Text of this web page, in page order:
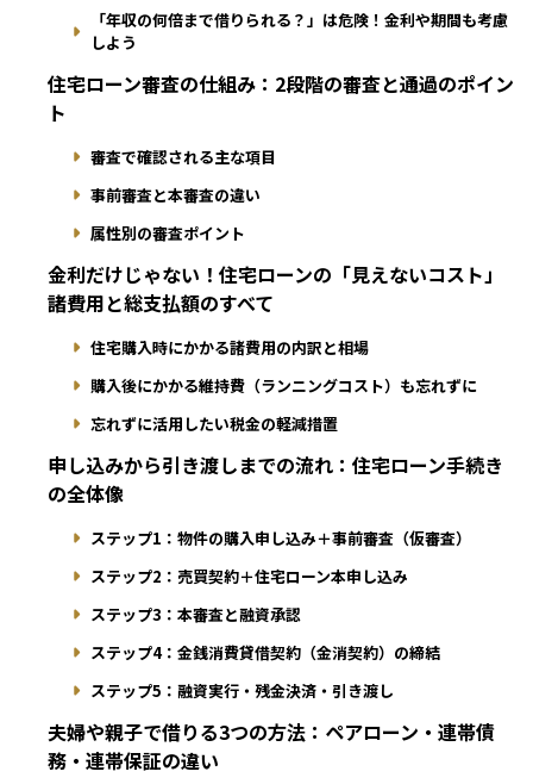
「年収の何倍まで借りられる？」は危険！金利や期間も考慮
しよう
住宅ローン審査の仕組み：2段階の審査と通過のポイン
ト
審査で確認される主な項目
事前審査と本審査の違い
属性別の審査ポイント
金利だけじゃない！住宅ローンの「見えないコスト」
諸費用と総支払額のすべて
住宅購入時にかかる諸費用の内訳と相場
購入後にかかる維持費（ランニングコスト）も忘れずに
忘れずに活用したい税金の軽減措置
申し込みから引き渡しまでの流れ：住宅ローン手続き
の全体像
ステップ1：物件の購入申し込み＋事前審査（仮審査）
ステップ2：売買契約＋住宅ローン本申し込み
ステップ3：本審査と融資承認
ステップ4：金銭消費貸借契約（金消契約）の締結
ステップ5：融資実行・残金決済・引き渡し
夫婦や親子で借りる3つの方法：ペアローン・連帯債
務・連帯保証の違い